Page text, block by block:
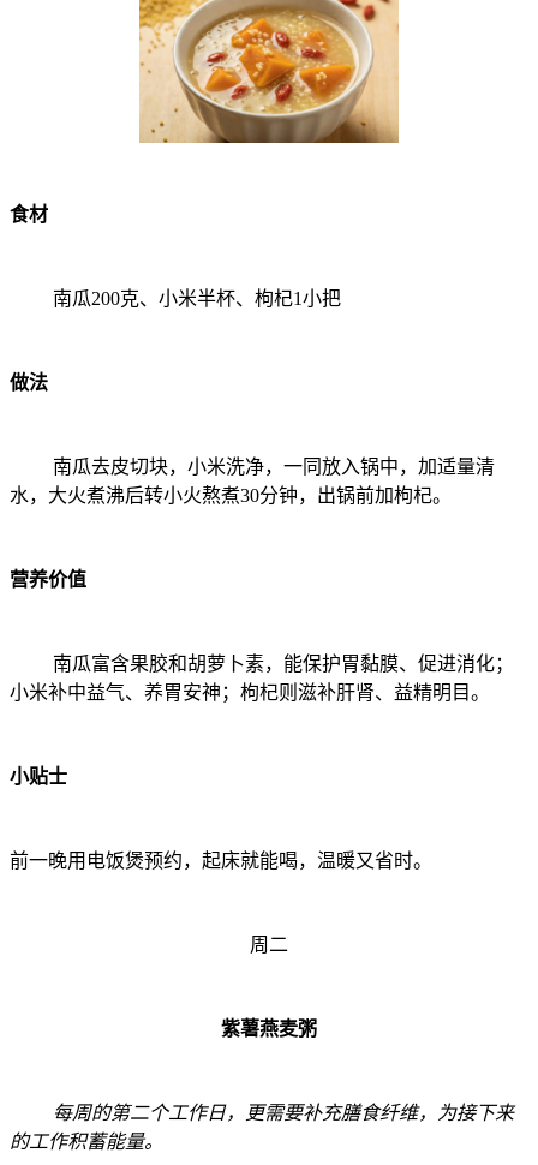
食材
南瓜200克、小米半杯、枸杞1小把
做法
南瓜去皮切块，小米洗净，一同放入锅中，加适量清
水，大火煮沸后转小火熬煮30分钟，出锅前加枸杞。
营养价值
南瓜富含果胶和胡萝卜素，能保护胃黏膜、促进消化；
小米补中益气、养胃安神；枸杞则滋补肝肾、益精明目。
小贴士
前一晚用电饭煲预约，起床就能喝，温暖又省时。
周二
紫薯燕麦粥
每周的第二个工作日，更需要补充膳食纤维，为接下来
的工作积蓄能量。